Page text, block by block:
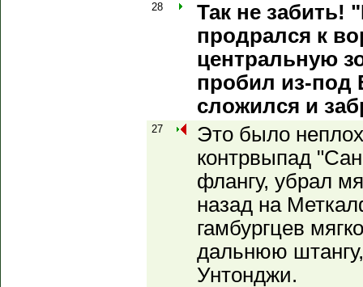
28
Так не забить!
продрался к
центральную
пробил из-под
сложился и
27
Это было
контрвыпад
флангу, убрал
назад на
гамбургцев
дальнюю
Унтонджи.